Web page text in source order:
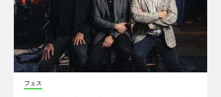
フェス